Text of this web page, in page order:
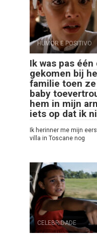
HUMOR E POSITIVO
Ik was pas
gekomen bij
familie toen
baby
hem in mijn
iets op dat ik
Ik herinner me mijn
villa in Toscane nog
CELEBRIDADE